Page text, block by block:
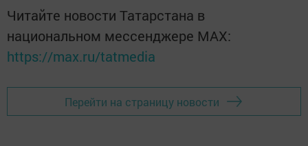
Читайте новости Татарстана в
национальном мессенджере MАХ:
https://max.ru/tatmedia
Перейти на страницу новости